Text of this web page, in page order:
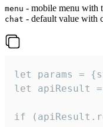
menu - mobile menu with
chat - default value with
let params =
let apiResult =
if